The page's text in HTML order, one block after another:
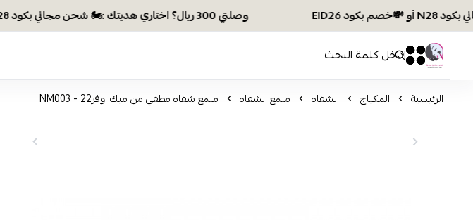
وصلتي 300 ريال؟ اختاري هديتك :🏍 شحن مجاني بكود N28 أو 💸خصم بكود EID26
افكار ومخازن العناية
0 0
الرئيسية المكياج الشفاه ملمع الشفاه ملمع شفاه مطفي من ميك اوفر22 - NM003